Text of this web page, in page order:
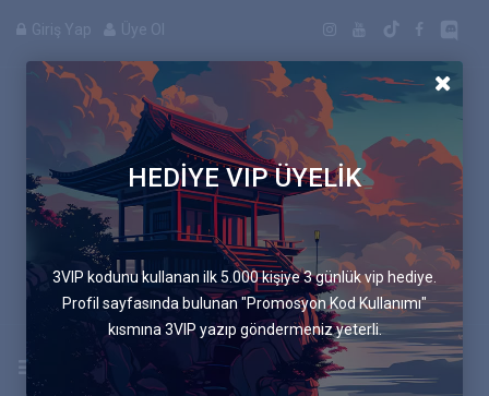
Giriş Yap Üye Ol
Manga
Uygulamayı İndir
HEDİYE VIP ÜYELİK
3VIP kodunu kullanan ilk 5.000 kişiye 3 günlük vip hediye.
Profil sayfasında bulunan "Promosyon Kod Kullanımı"
kısmına 3VIP yazıp göndermeniz yeterli.